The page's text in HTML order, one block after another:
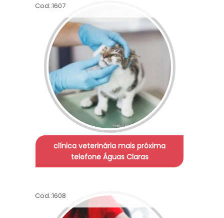
Cod.:1607
clínica veterinária mais próxima
telefone Águas Claras
Cod.:1608